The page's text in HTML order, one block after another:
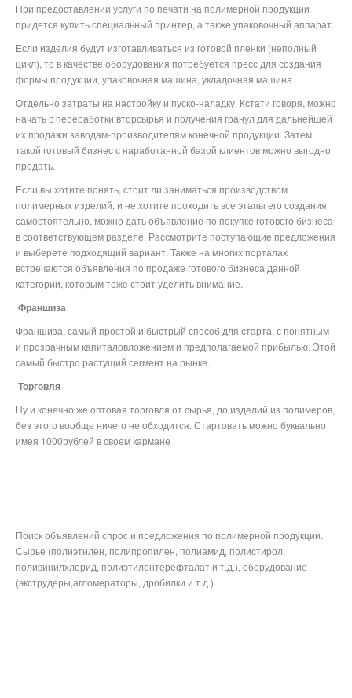
При предоставлении услуги по печати на полимерной продукции
придется купить специальный принтер, а также упаковочный аппарат.
Если изделия будут изготавливаться из готовой пленки (неполный
цикл), то в качестве оборудования потребуется пресс для создания
формы продукции, упаковочная машина, укладочная машина.
Отдельно затраты на настройку и пуско-наладку. Кстати говоря, можно
начать с переработки вторсырья и получения гранул для дальнейшей
их продажи заводам-производителям конечной продукции. Затем
такой готовый бизнес с наработанной базой клиентов можно выгодно
продать.
Если вы хотите понять, стоит ли заниматься производством
полимерных изделий, и не хотите проходить все этапы его создания
самостоятельно, можно дать объявление по покупке готового бизнеса
в соответствующем разделе. Рассмотрите поступающие предложения
и выберете подходящий вариант. Также на многих порталах
встречаются объявления по продаже готового бизнеса данной
категории, которым тоже стоит уделить внимание.
Франшиза
Франшиза, самый простой и быстрый способ для старта, с понятным
и прозрачным капиталовложением и предполагаемой прибылью. Этой
самый быстро растущий сегмент на рынке.
Торговля
Ну и конечно же оптовая торговля от сырья, до изделий из полимеров,
без этого вообще ничего не обходится. Стартовать можно буквально
имея 1000рублей в своем кармане
Поиск объявлений спрос и предложения по полимерной продукции.
Сырье (полиэтилен, полипропилен, полиамид, полистирол,
поливинилхлорид, полиэтилентерефталат и т.д.), оборудование
(экструдеры,агломераторы, дробилки и т.д.)